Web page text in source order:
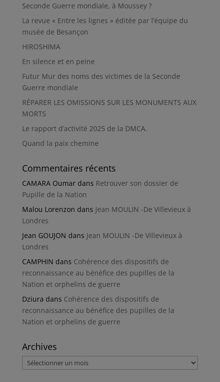
Seconde Guerre mondiale, à Moussey ?
La revue « Entre les lignes » éditée par l’équipe du
musée de Besançon
HIROSHIMA
En silence et en peine
Futur Mur des noms des victimes de la Seconde
Guerre mondiale
RÉPARER LES OMISSIONS SUR LES MONUMENTS AUX
MORTS
Le rapport d’activité 2025 de la DMCA.
Quand la paix chemine
Commentaires récents
CAMARA Oumardans Retrouver son dossier de
Pupille de la Nation
Malou Lorenzon dans Jean MOULIN -De Villevieux à
Londres
Jean GOUJON dans Jean MOULIN -De Villevieux à
Londres
CAMPHIN dans Cohérence des dispositifs de
reconnaissance au bénéfice des pupilles de la
Nation et orphelins de guerre
Dziura dans Cohérence des dispositifs de
reconnaissance au bénéfice des pupilles de la
Nation et orphelins de guerre
Archives
Archives